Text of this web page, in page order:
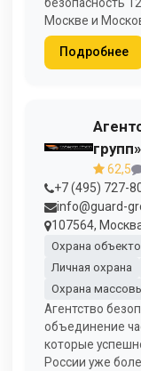
Москве и
Подробнее
групп»
62,5
+7 (495) 727-
info@guard-
107564,
Охрана
Личная охрана
Охрана
Агентство
объединение
которые
России уже